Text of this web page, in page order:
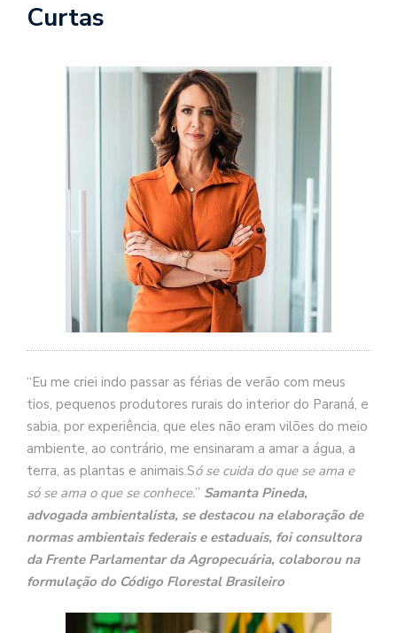
Curtas
“Eu me criei indo passar as férias de verão com meus
tios, pequenos produtores rurais do interior do Paraná, e
sabia, por experiência, que eles não eram vilões do meio
ambiente, ao contrário, me ensinaram a amar a água, a
terra, as plantas e animais.Só se cuida do que se ama e
só se ama o que se conhece.” Samanta Pineda,
advogada ambientalista, se destacou na elaboração de
normas ambientais federais e estaduais, foi consultora
da Frente Parlamentar da Agropecuária, colaborou na
formulação do Código Florestal Brasileiro